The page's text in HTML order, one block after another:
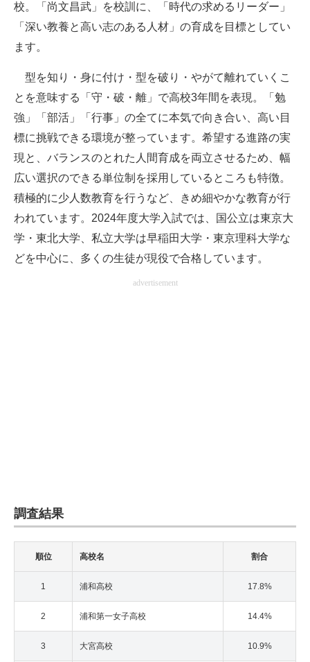
ちょっと気になるネットの話題
校。「尚文昌武」を校訓に、「時代の求めるリーダー」
「深い教養と高い志のある人材」の育成を目標としてい
ます。
型を知り・身に付け・型を破り・やがて離れていくこ
とを意味する「守・破・離」で高校3年間を表現。「勉
強」「部活」「行事」の全てに本気で向き合い、高い目
標に挑戦できる環境が整っています。希望する進路の実
現と、バランスのとれた人間育成を両立させるため、幅
広い選択のできる単位制を採用しているところも特徴。
積極的に少人数教育を行うなど、きめ細やかな教育が行
われています。2024年度大学入試では、国公立は東京大
学・東北大学、私立大学は早稲田大学・東京理科大学な
どを中心に、多くの生徒が現役で合格しています。
advertisement
調査結果
順位 高校名 割合
1 浦和高校 17.8%
2 浦和第一女子高校 14.4%
3 大宮高校 10.9%